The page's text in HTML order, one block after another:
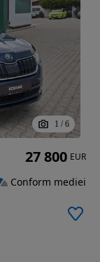
1 / 6
27 800 EUR
Conform mediei